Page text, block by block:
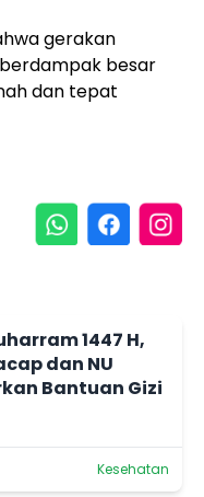
gerakan
besar
dan tepat
1447 H,
dan NU
Bantuan Gizi
Kesehatan